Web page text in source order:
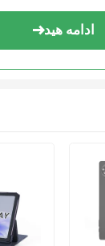
ادامه هید